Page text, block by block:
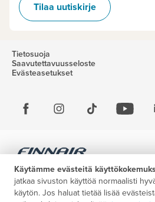
Tilaa uutiskirje
Tietosuoja
Saavutettavuusseloste
Evästeasetukset
Käytämme evästeitä
jatkaa sivuston käyttöä normaalisti
käytön. Jos haluat tietää lisää